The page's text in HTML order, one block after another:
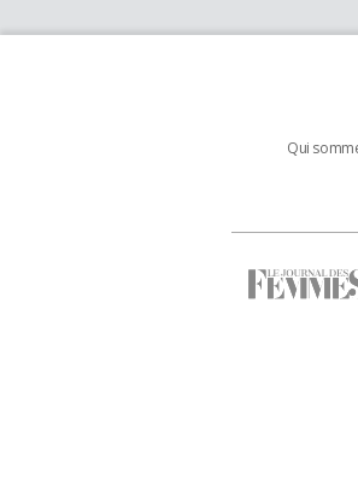
Qui